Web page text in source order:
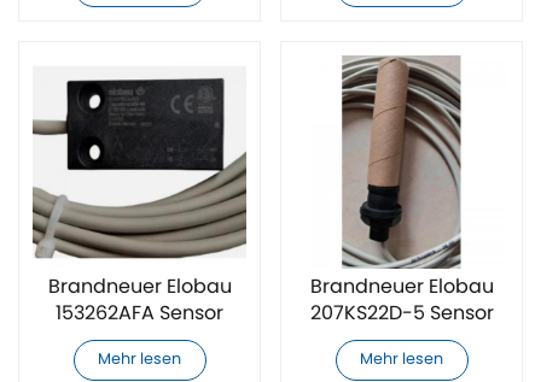
Brandneuer Elobau
153262AFA Sensor
Mehr lesen
Brandneuer Elobau
207KS22D-5 Sensor
Mehr lesen